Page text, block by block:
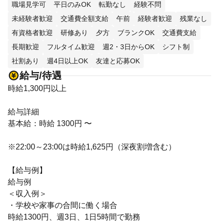
職場見学可
平日のみOK 転勤なし
経験不問
未経験者歓迎
交通費全額支給 午前 経験者歓迎
残業なし
有資格者歓迎
研修あり 夕方 ブランクOK
交通費支給
長期歓迎
フルタイム歓迎 週2・3日からOK
シフト制
社割あり
週4日以上OK 友達と応募OK
給与/待遇
時給1,300円以上
給与詳細
基本給：時給 1300円 〜
※22:00～23:00は時給1,625円（深夜割増含む）
【給与例】
給与例
＜収入例＞
・学校や家事の合間に働く場合
時給1300円、週3日、1日5時間で勤務